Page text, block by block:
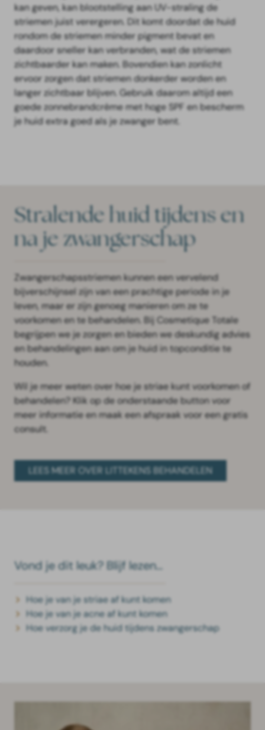
kan geven, kan blootstelling aan UV-straling de
striemen juist verergeren. Dit komt doordat de huid
rondom de striemen minder pigment bevat en
daardoor sneller kan verbranden, wat de striemen
zichtbaarder kan maken. Bovendien kan zonlicht
ervoor zorgen dat striemen donkerder worden en
langer zichtbaar blijven. Gebruik daarom altijd een
goede zonnebrandcrème met hoge SPF en bescherm
je huid extra goed als je zwanger bent.
Stralende huid tijdens en
na je zwangerschap
Zwangerschapsstriemen kunnen een vervelend
bijverschijnsel zijn van een prachtige periode in je
leven, maar er zijn genoeg manieren om ze te
voorkomen en te behandelen. Bij Cosmetique Totale
begrijpen we je zorgen en bieden we deskundig advies
en behandelingen aan om je huid in topconditie te
houden.
Wil je meer weten over hoe je striae kunt voorkomen of
behandelen? Klik op de onderstaande button voor
meer informatie en maak een afspraak voor een gratis
consult.
LEES MEER OVER LITTEKENS BEHANDELEN
Vond je dit leuk? Blijf lezen…
Hoe je van je striae af kunt komen
Hoe je van je acne af kunt komen
Hoe verzorg je de huid tijdens zwangerschap